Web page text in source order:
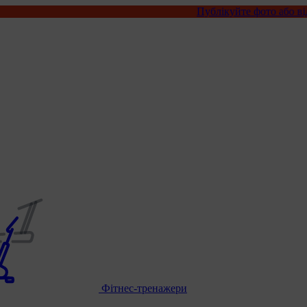
Публікуйте фото або відео з нашими
Фітнес-тренажери